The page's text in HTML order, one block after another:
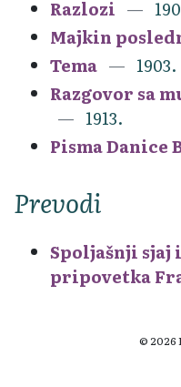
Razlozi
Majkin
Tema
1903.
Razgovor sa
1913.
Pisma Danice
Prevodi
Spoljašnji sjaj
pripovetka
© 2026